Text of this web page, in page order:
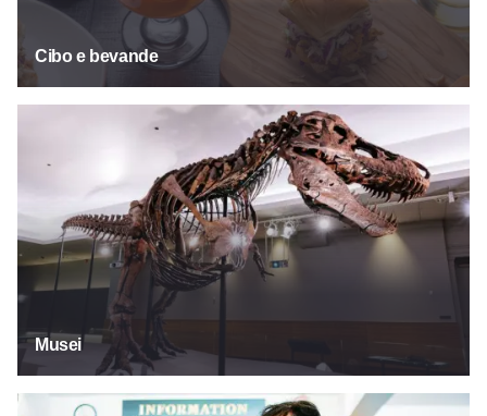
Cibo e bevande
Musei
Scopri il nostro passato